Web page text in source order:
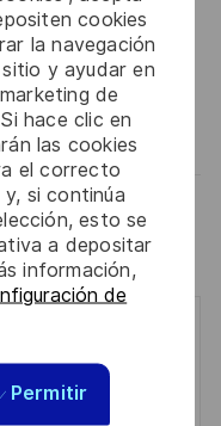
cookies
la navegación
y ayudar en
de
hace clic en
las cookies
el correcto
si continúa
esto se
a depositar
información,
de
Permitir